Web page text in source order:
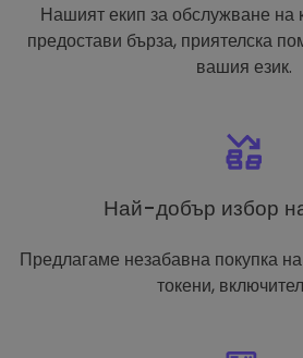
Нашият екип за обслужване на
предостави бърза, приятелска
вашия език.
Най-добър избор
Предлагаме незабавна покупка
токени,